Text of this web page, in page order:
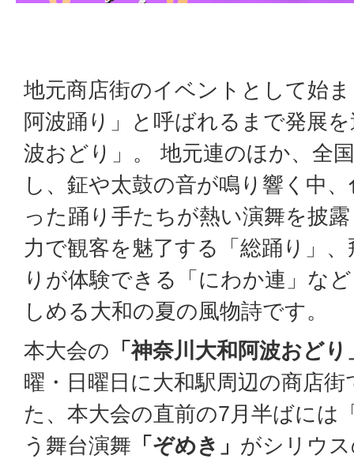
地元商店街のイベントとして始
阿波踊り」と呼ばれるまで発展
波おどり」。 地元連のほか、全
し、鉦や太鼓の音が鳴り響く中
った踊り手たちが熱い演舞を披
力で観客を魅了する「総踊り」
りが体験できる「にわか連」な
しめる大和の夏の風物詩です。
本大会の 「神奈川大和阿波おどり
曜・日曜日に大和駅周辺の商店
た、本大会の直前の7月半ばには
う舞台演舞 「ぞめき」 がシリウ